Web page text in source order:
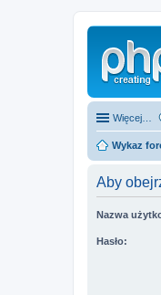
Więcej…
Wykaz
Aby
Nazwa
Hasło: